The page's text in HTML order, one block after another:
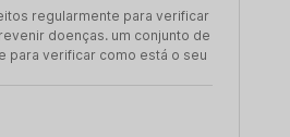
regularmente para verificar
doenças. um conjunto de
para verificar como está o seu